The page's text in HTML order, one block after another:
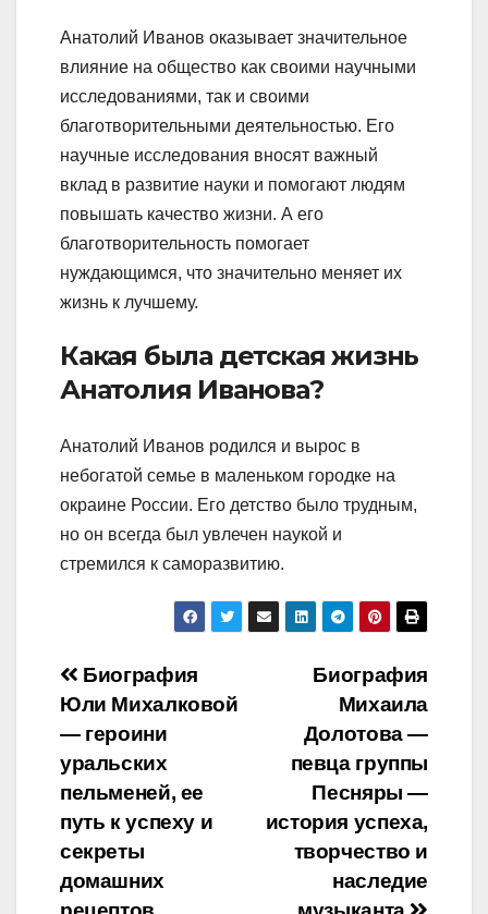
Анатолий Иванов оказывает значительное
влияние на общество как своими научными
исследованиями, так и своими
благотворительными деятельностью. Его
научные исследования вносят важный
вклад в развитие науки и помогают людям
повышать качество жизни. А его
благотворительность помогает
нуждающимся, что значительно меняет их
жизнь к лучшему.
Какая была детская жизнь
Анатолия Иванова?
Анатолий Иванов родился и вырос в
небогатой семье в маленьком городке на
окраине России. Его детство было трудным,
но он всегда был увлечен наукой и
стремился к саморазвитию.
Навигация
по
записям
Биография
Михаила
Долотова —
певца группы
Песняры —
история успеха,
творчество и
наследие
Биография
Юли Михалковой
— героини
уральских
пельменей, ее
путь к успеху и
секреты
домашних